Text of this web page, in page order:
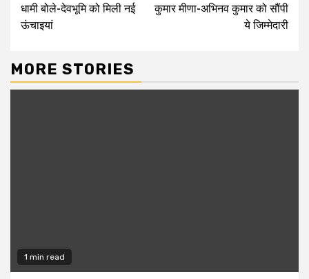
धामी बोले-देवभूमि को मिली नई
ऊंचाइयां
कुमार मीणा-अभि‍नव कुमार को सौंपी
ये ज‍िम्‍मेदारी
MORE STORIES
1 min read